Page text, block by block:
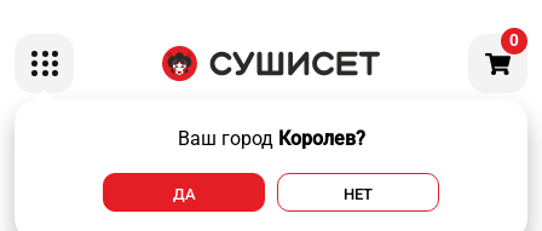
0
Ваш город Королев?
ДА НЕТ
Изменения в
комплектации